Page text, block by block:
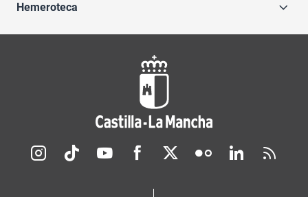
Hemeroteca
Redes sociales JCCM